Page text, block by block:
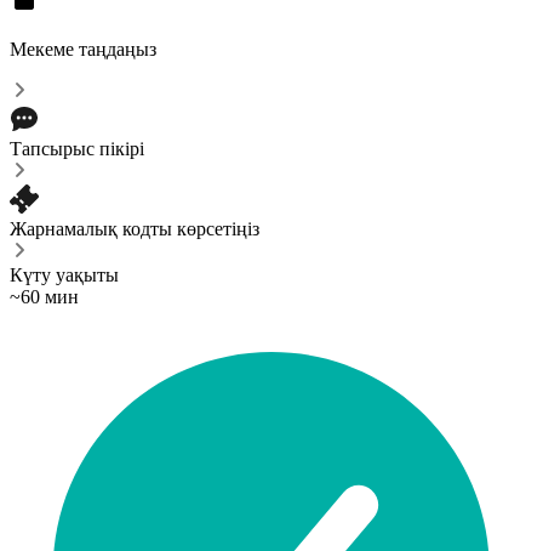
Мекеме таңдаңыз
Тапсырыс пікірі
Жарнамалық кодты көрсетіңіз
Күту уақыты
~60 мин